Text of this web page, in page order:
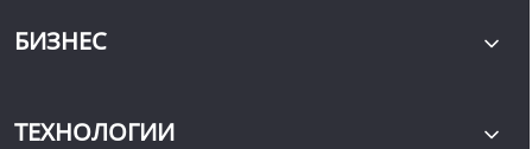
БИЗНЕС
ТЕХНОЛОГИИ